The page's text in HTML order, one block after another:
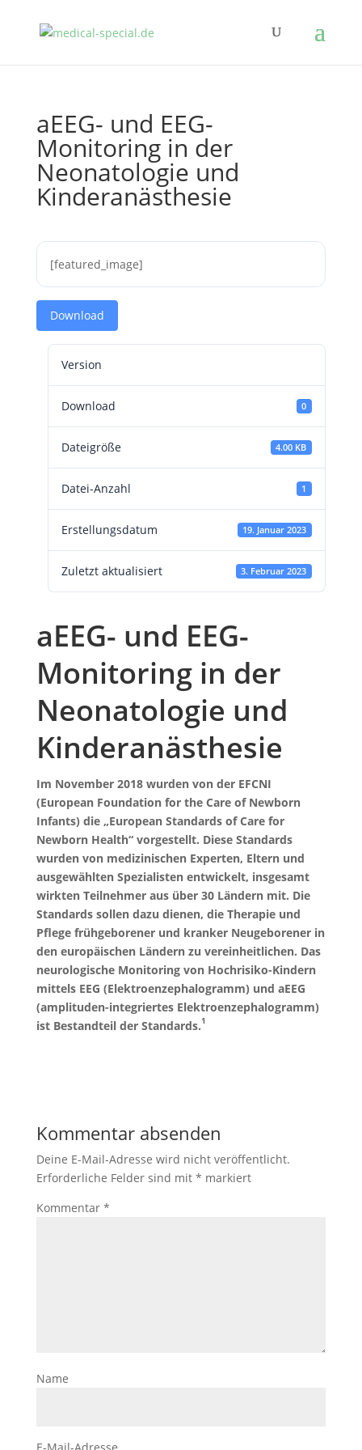
aEEG- und EEG-
Monitoring in der
Neonatologie und
Kinderanästhesie
[featured_image]
Download
Version
Download 0
Dateigröße 4.00 KB
Datei-Anzahl 1
Erstellungsdatum 19. Januar 2023
Zuletzt aktualisiert 3. Februar 2023
aEEG- und EEG-
Monitoring in der
Neonatologie und
Kinderanästhesie
Im November 2018 wurden von der EFCNI
(European Foundation for the Care of Newborn
Infants) die „European Standards of Care for
Newborn Health“ vorgestellt. Diese Standards
wurden von medizinischen Experten, Eltern und
ausgewählten Spezialisten entwickelt, insgesamt
wirkten Teilnehmer aus über 30 Ländern mit. Die
Standards sollen dazu dienen, die Therapie und
Pflege frühgeborener und kranker Neugeborener in
den europäischen Ländern zu vereinheitlichen. Das
neurologische Monitoring von Hochrisiko-Kindern
mittels EEG (Elektroenzephalogramm) und aEEG
(amplituden-integriertes Elektroenzephalogramm)
ist Bestandteil der Standards.1
Kommentar absenden
Deine E-Mail-Adresse wird nicht veröffentlicht.
Erforderliche Felder sind mit * markiert
Kommentar *
Name